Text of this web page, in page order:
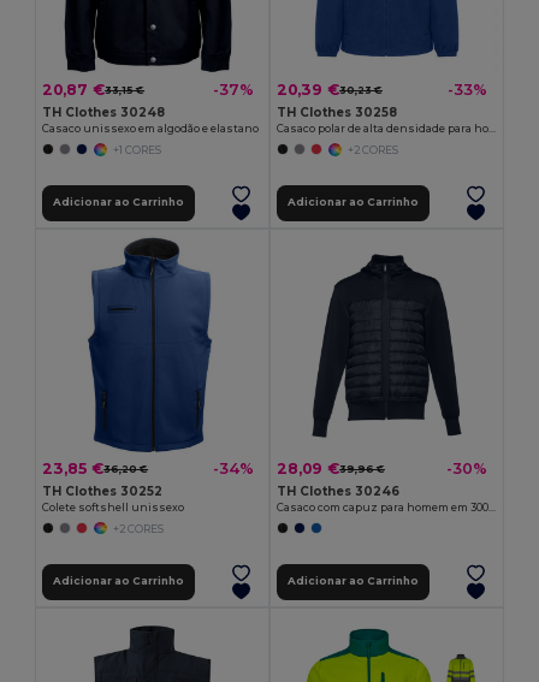
20,87 €33,15 € -37%
TH Clothes 30248
Casaco unissexo em algodão e elastano
+1 CORES
Adicionar ao Carrinho
20,39 €30,23 € -33%
TH Clothes 30258
+2 CORES
Adicionar ao Carrinho
23,85 €36,20 € -34%
TH Clothes 30252
Colete softshell unissexo
+2 CORES
Adicionar ao Carrinho
28,09 €39,96 € -30%
TH Clothes 30246
Adicionar ao Carrinho